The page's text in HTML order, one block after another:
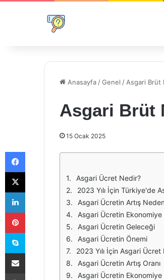
Anasayfa /Genel / Asgari Brüt
Asgari Brüt
15 Ocak 2025
Asgari Ücret Nedir?
2023 Yılı İçin Türkiye'de
Asgari Ücretin Artış
Asgari Ücretin Ekonomiye
Asgari Ücretin Geleceği
Asgari Ücretin Önemi
2023 Yılı İçin Asgari
Asgari Ücretin Artış Oranı
Asgari Ücretin Ekonomiye
Facebook
X
LinkedIn
Pinterest
Skype
E-Posta ile paylaş